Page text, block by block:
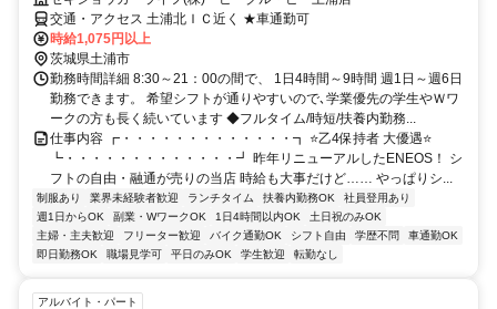
交通・アクセス 土浦北ＩＣ近く ★車通勤可
時給1,075円以上
茨城県土浦市
勤務時間詳細 8:30～21：00の間で、 1日4時間～9時間 週1日～週6日
勤務できます。 希望シフトが通りやすいので､学業優先の学生やＷワ
ークの方も長く続いています ◆フルタイム/時短/扶養内勤務...
仕事内容 ┏・・・・・・・・・・・・・┓ ⭐乙4保持者 大優遇⭐
┗・・・・・・・・・・・・・┛ 昨年リニューアルしたENEOS！ シ
フトの自由・融通が売りの当店 時給も大事だけど…… やっぱりシ...
制服あり 業界未経験者歓迎 ランチタイム 扶養内勤務OK
社員登用あり
週1日からOK
副業・WワークOK 1日4時間以内OK
土日祝のみOK
主婦・主夫歓迎
フリーター歓迎 バイク通勤OK シフト自由 学歴不問
車通勤OK
即日勤務OK
職場見学可 平日のみOK 学生歓迎 転勤なし
アルバイト・パート